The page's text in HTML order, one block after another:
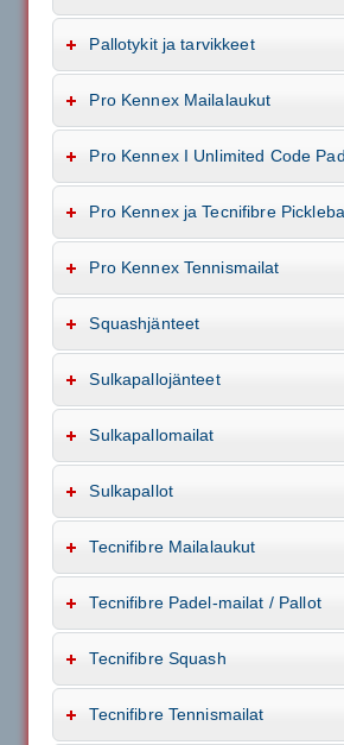
Pallotykit ja tarvikkeet
Pro Kennex Mailalaukut
Pro Kennex I Unlimited Code
Pro Kennex ja Tecnifibre
Pro Kennex Tennismailat
Squashjänteet
Sulkapallojänteet
Sulkapallomailat
Sulkapallot
Tecnifibre Mailalaukut
Tecnifibre Padel-mailat / Pallot
Tecnifibre Squash
Tecnifibre Tennismailat